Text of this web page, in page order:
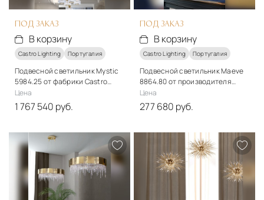
В корзину В корзину
ПОД ЗАКАЗ
В корзину
Castro Lighting Португалия
Подвесной светильник Mystic
5984.25 от фабрики Castro
Lighting
Цена
1 767 540 руб.
арт-деко
Материалы
Кристаллы, металл
Подробнее
ПОД ЗАКАЗ
В корзину
Castro Lighting Португалия
Подвесной светильник Maeve
8864.80 от производителя
Castro Lighting
Цена
277 680 руб.
арт-деко
Металл, кристаллы